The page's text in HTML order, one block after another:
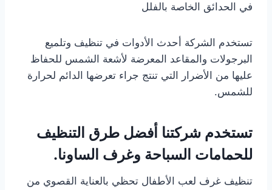
في الحدائق الخاصة بالفلل
تستخدم الشركة أحدث الأدوات في تنظيف وتلميع
البرجولات والمقاعد المعرضة لأشعة الشمس للحفاظ
عليها من الأضرار التي تنتج جراء تعرضها الدائم لحرارة
للشمس.
تستخدم شركتنا أفضل طرق التنظيف
للحمامات السباحة وغرف الساونا.
تنظيف غرف لعب الأطفال تحظي بالعناية القصوي من